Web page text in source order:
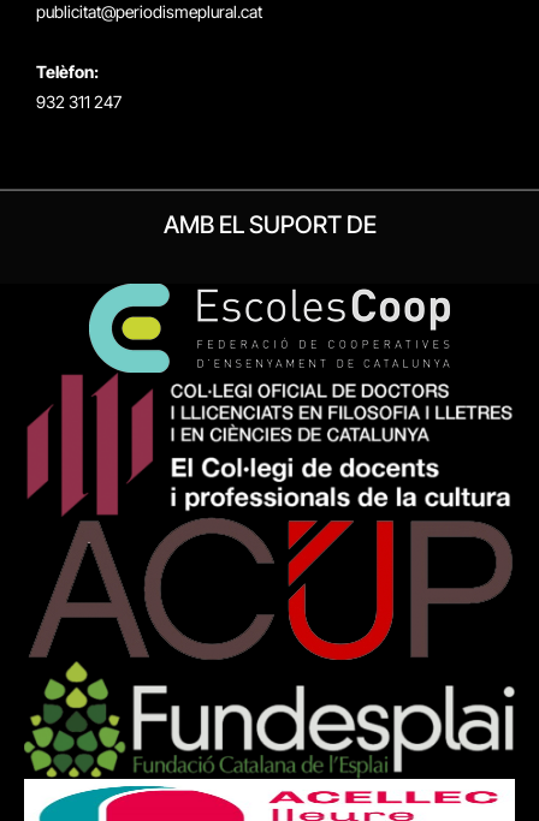
publicitat@periodismeplural.cat
Telèfon:
932 311 247
AMB EL SUPORT DE